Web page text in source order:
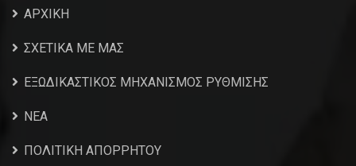
ΑΡΧΙΚΗ
ΣΧΕΤΙΚΑ ΜΕ ΜΑΣ
ΕΞΩΔΙΚΑΣΤΙΚΟΣ ΜΗΧΑΝΙΣΜΟΣ ΡΥΘΜΙΣΗΣ
NEA
ΠΟΛΙΤΙΚΗ ΑΠΟΡΡΗΤΟΥ